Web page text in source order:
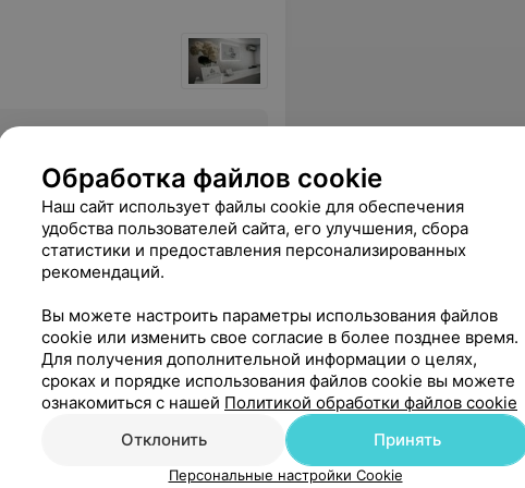
вам спасибо!!! СОВЕТУЮ!!! Еще
Обработка файлов cookie
Наш сайт использует файлы cookie для обеспечения
удобства пользователей сайта, его улучшения, сбора
статистики и предоставления персонализированных
рекомендаций.
Вы можете настроить параметры использования файлов
cookie или изменить свое согласие в более позднее время.
Для получения дополнительной информации о целях,
сроках и порядке использования файлов cookie вы можете
ознакомиться с нашей Политикой обработки файлов cookie
Отклонить
Принять
Персональные настройки Cookie